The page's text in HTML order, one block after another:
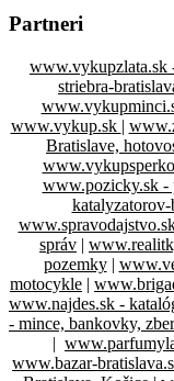
Partneri
www.vykupzlata.sk
striebra-
www.vykup.sk |
Bratislave,
www.pozicky.sk -
správ |
pozemky|
motocykle |
www.najdes.sk -
- mince, bankovky,
|
www.bazar-